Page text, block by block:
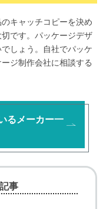
キャッチコピーを決め
です。パッケージデザ
しょう。自社でパッケ
ジ制作会社に相談する
るメーカー一
事